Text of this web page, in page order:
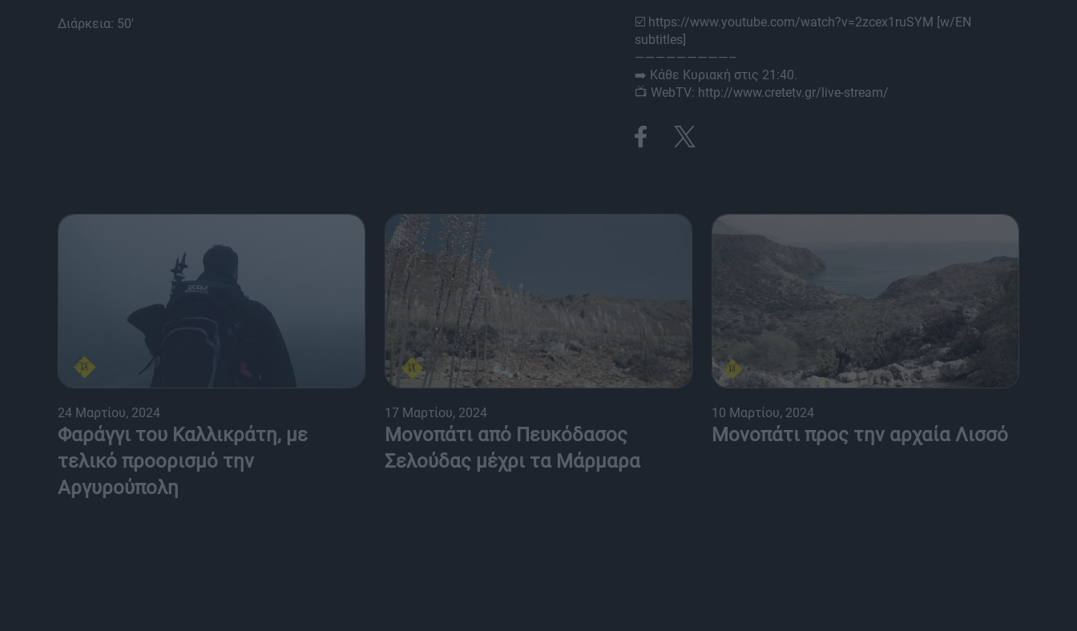
Διάρκεια: 50'
☑️ https://www.youtube.com/watch?v=2zcex1ruSYM [w/ΕΝ
subtitles]
—————————–
➡️ Kάθε Κυριακή στις 21:40.
📺 WebTV: http://www.cretetv.gr/live-stream/
24 Μαρτίου, 2024
Φαράγγι του Καλλικράτη, με
τελικό προορισμό την
Αργυρούπολη
17 Μαρτίου, 2024
Μονοπάτι από Πευκόδασος
Σελούδας μέχρι τα Μάρμαρα
10 Μαρτίου, 2024
Μονοπάτι προς την αρχαία Λισσό